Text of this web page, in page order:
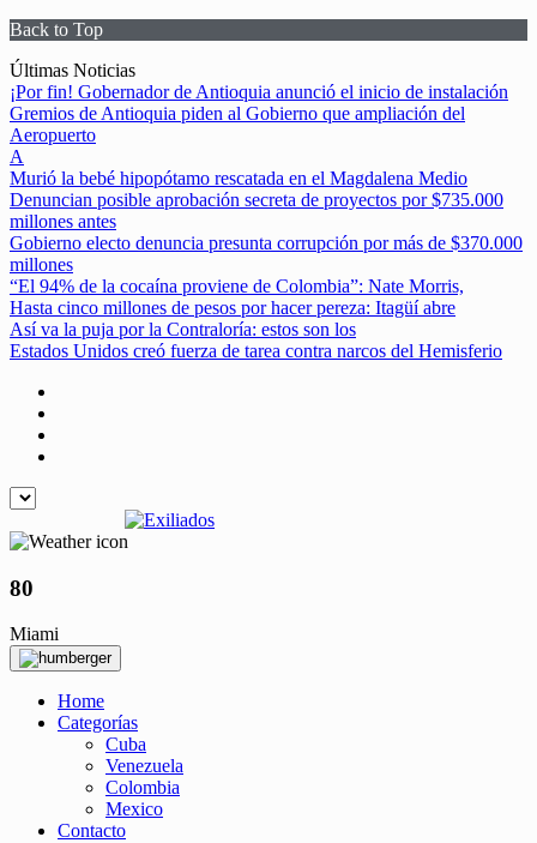
Back to Top
Skip
to
content
Últimas Noticias
¡Por fin! Gobernador de Antioquia anunció el inicio de instalación
Gremios de Antioquia piden al Gobierno que ampliación del
Aeropuerto
A
Murió la bebé hipopótamo rescatada en el Magdalena Medio
Denuncian posible aprobación secreta de proyectos por $735.000
millones antes
Gobierno electo denuncia presunta corrupción por más de $370.000
millones
“El 94% de la cocaína proviene de Colombia”: Nate Morris,
Hasta cinco millones de pesos por hacer pereza: Itagüí abre
Así va la puja por la Contraloría: estos son los
Estados Unidos creó fuerza de tarea contra narcos del Hemisferio
80
Miami
Home
Categorías
Cuba
Venezuela
Colombia
Mexico
Contacto